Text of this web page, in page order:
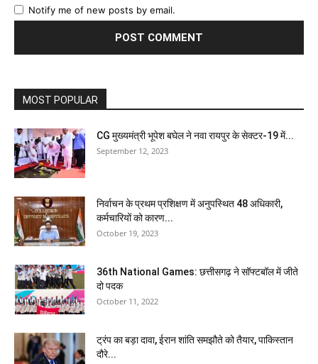
Notify me of new posts by email.
MOST POPULAR
CG मुख्यमंत्री भूपेश बघेल ने नवा रायपुर के सेक्टर-19 में...
September 12, 2023
निर्वाचन के प्रथम प्रशिक्षण में अनुपस्थित 48 अधिकारी,
कर्मचारियों को कारण...
October 19, 2023
36th National Games: छत्तीसगढ़ ने सॉफ्टबॉल में जीते
दो पदक
October 11, 2022
ट्रंप का बड़ा दावा, ईरान शांति समझौते को तैयार, पाकिस्तान
दौरे...